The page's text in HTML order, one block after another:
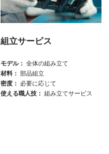
組立サービス
モデル： 全体の組み立て
材料： 部品組立
密度： 必要に応じて
使える職人技：組み立てサービス